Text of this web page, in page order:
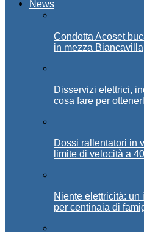
News
Condotta Acoset
in mezza Biancavilla
Disservizi elettrici,
cosa fare per
Dossi rallentatori in
limite di velocità a
Niente elettricità: un
per centinaia di